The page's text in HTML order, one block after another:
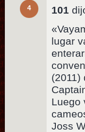
4 101
lugar
(2011)
Luego
Joss